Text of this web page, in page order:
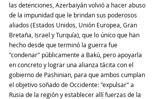
las detenciones, Azerbaiyán volvió a hacer abuso
de la impunidad que le brindan sus poderosos
aliados (Estados Unidos, Unión Europea, Gran
Bretaña, Israel y Turquía), que lo único que han
hecho desde que terminó la guerra fue
"condenar" públicamente a Bakú, pero apoyarla
en concreto y lograr una alianza tácita con el
gobierno de Pashinian, para que ambos cumplan
el objetivo soñado de Occidente: "expulsar" a
Rusia de la región y establecer allí fuerzas de la